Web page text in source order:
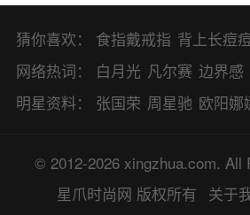
猜你喜欢： 食指戴戒指 背上长痘
避暑胜地
网络热词：
白月光 凡尔赛 边界感
凤雏 二次元 KPI EMO
胺 SP OC HOLD
佛系 喜当爹 可盐可甜
明星资料：
张国荣 周星驰 欧阳娜
谭松韵 唐嫣 童瑶 宋茜
妮 林更新 刘亦菲 柳岩
© 2012-2026 xingzhua.com. All
星爪时尚网 版权所有 关于